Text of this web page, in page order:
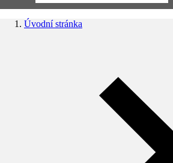
Úvodní stránka